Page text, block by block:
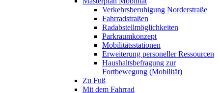
Verkehrsberuhigung Norderstraße
Fahrradstraßen
Radabstellmöglichkeiten
Parkraumkonzept
Mobilitätsstationen
Erweiterung personeller Ressourcen
Haushaltsbefragung zur
Fortbewegung (Mobilität)
Zu Fuß
Mit dem Fahrrad